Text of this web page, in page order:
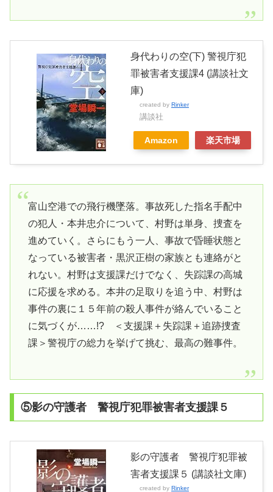
身代わりの空(下) 警視庁犯
罪被害者支援課4 (講談社文
庫)
created by Rinker
講談社
Amazon 楽天市場
富山空港での飛行機墜落。事故死した指名手配中
の犯人・本井忠介について、村野は単身、捜査を
進めていく。さらにもう一人、事故で昏睡状態と
なっている被害者・黒沢正樹の家族とも連絡がと
れない。村野は支援課だけでなく、失踪課の高城
に応援を求める。本井の足取りを追う中、村野は
事件の裏に１５年前の殺人事件が絡んでいること
に気づくが……!? ＜支援課＋失踪課＋追跡捜査
課＞警視庁の総力を挙げて挑む、最高の難事件。
⑤影の守護者 警視庁犯罪被害者支援課５
影の守護者 警視庁犯罪被
害者支援課５ (講談社文庫)
created by Rinker